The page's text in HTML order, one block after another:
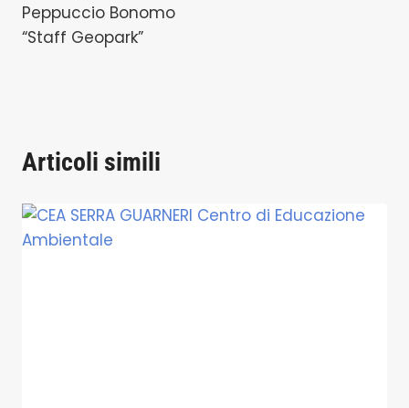
Peppuccio Bonomo
“Staff Geopark”
Articoli simili